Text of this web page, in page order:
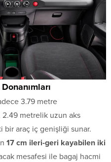
3.79 metre
metrelik uzun aks
bir araç iç genişliği sunar.
17 cm ileri-geri kayabilen iki
mesafesi ile bagaj hacmi